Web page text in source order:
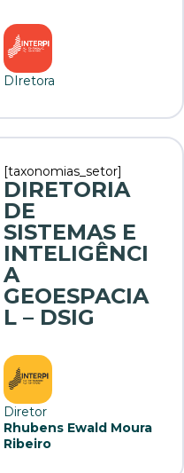
DIretora
[taxonomias_setor]
DIRETORIA
DE
SISTEMAS E
INTELIGÊNCI
A
GEOESPACIA
L – DSIG
Diretor
Rhubens Ewald Moura
Ribeiro